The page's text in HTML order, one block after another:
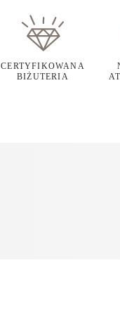
CERTYFIKOWANA
BIŻUTERIA